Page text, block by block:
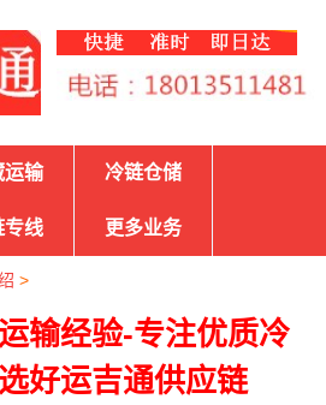
运输 冷链仓储
专线 更多业务
>
输经验-专注优质冷
好运吉通供应链